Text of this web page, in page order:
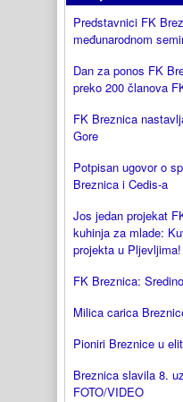
Predstavnici FK
međunarodnom
Dan za ponos FK
preko 200 članova
FK Breznica
Gore
Potpisan ugovor o
Breznica i Cedis-a
Jos jedan projekat
kuhinja za mlade:
projekta u Pljevljima!
FK Breznica:
Milica carica
Pioniri Breznice u
Breznica slavila 8.
FOTO/VIDEO